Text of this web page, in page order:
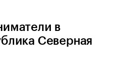
в
Северная